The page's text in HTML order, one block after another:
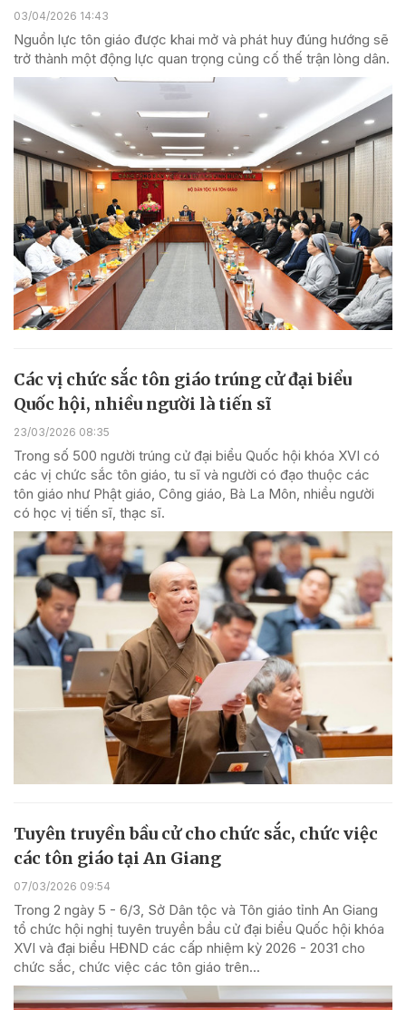
03/04/2026 14:43
Nguồn lực tôn giáo được khai mở và phát huy đúng hướng sẽ
trở thành một động lực quan trọng củng cố thế trận lòng dân.
Các vị chức sắc tôn giáo trúng cử đại biểu
Quốc hội, nhiều người là tiến sĩ
23/03/2026 08:35
Trong số 500 người trúng cử đại biểu Quốc hội khóa XVI có
các vị chức sắc tôn giáo, tu sĩ và người có đạo thuộc các
tôn giáo như Phật giáo, Công giáo, Bà La Môn, nhiều người
có học vị tiến sĩ, thạc sĩ.
Tuyên truyền bầu cử cho chức sắc, chức việc
các tôn giáo tại An Giang
07/03/2026 09:54
Trong 2 ngày 5 - 6/3, Sở Dân tộc và Tôn giáo tỉnh An Giang
tổ chức hội nghị tuyên truyền bầu cử đại biểu Quốc hội khóa
XVI và đại biểu HĐND các cấp nhiệm kỳ 2026 - 2031 cho
chức sắc, chức việc các tôn giáo trên...